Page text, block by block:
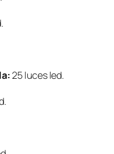
25 luces led.